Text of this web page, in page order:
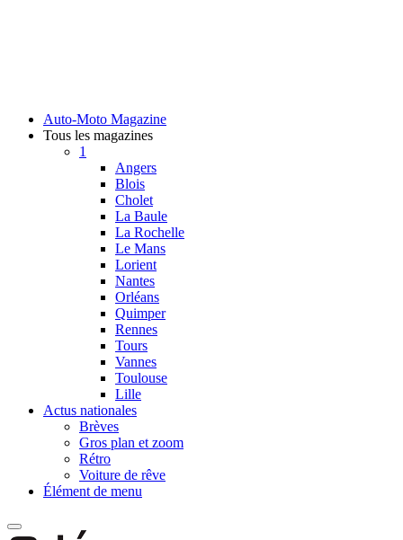
Auto-Moto Magazine
Tous les magazines
1
Angers
Blois
Cholet
La Baule
La Rochelle
Le Mans
Lorient
Nantes
Orléans
Quimper
Rennes
Tours
Vannes
Toulouse
Lille
Actus nationales
Brèves
Gros plan et zoom
Rétro
Voiture de rêve
Élément de menu